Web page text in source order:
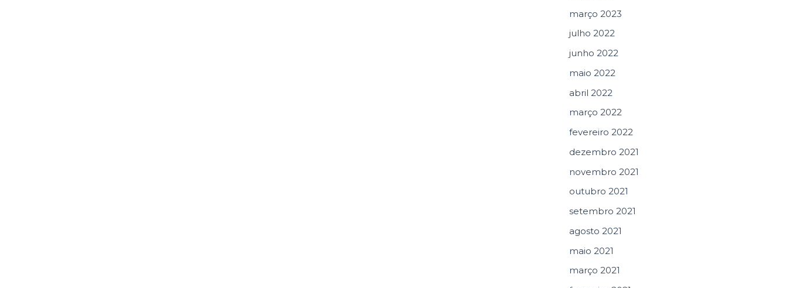
março 2023
julho 2022
junho 2022
maio 2022
abril 2022
março 2022
fevereiro 2022
dezembro 2021
novembro 2021
outubro 2021
setembro 2021
agosto 2021
maio 2021
março 2021